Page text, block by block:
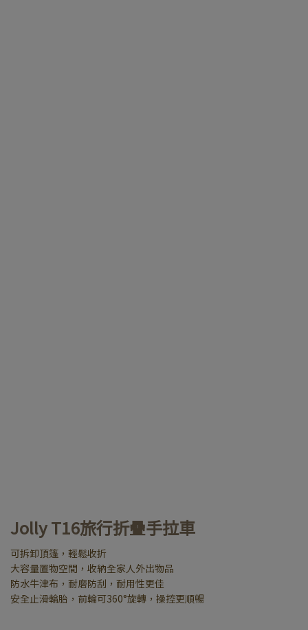
Jolly T16旅行折疊手拉車
可拆卸頂篷，輕鬆收折
大容量置物空間，收納全家人外出物品
防水牛津布，耐磨防刮，耐用性更佳
安全止滑輪胎，前輪可360°旋轉，操控更順暢